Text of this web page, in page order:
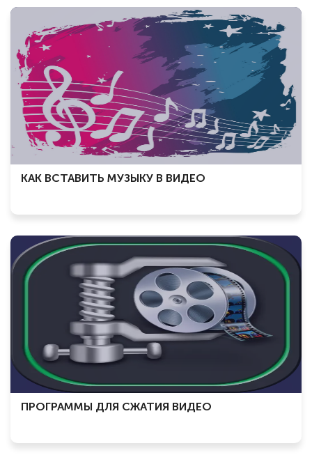
КАК ВСТАВИТЬ МУЗЫКУ В ВИДЕО
ПРОГРАММЫ ДЛЯ СЖАТИЯ ВИДЕО